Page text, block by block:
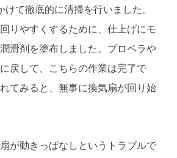
けて徹底的に清掃を行いました。
りやすくするために、仕上げにモ
滑剤を塗布しました。プロペラや
戻して、こちらの作業は完了で
てみると、無事に換気扇が回り始
が動きっぱなしというトラブルで